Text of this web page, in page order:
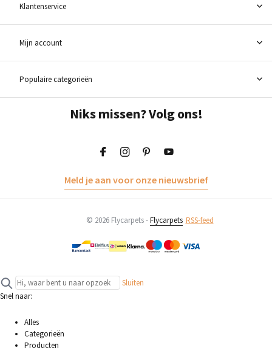
Klantenservice
Mijn account
Populaire categorieën
Niks missen? Volg ons!
Meld je aan voor onze nieuwsbrief
© 2026 Flycarpets -Flycarpets RSS-feed
Sluiten
Snel naar:
Alles
Categorieën
Producten